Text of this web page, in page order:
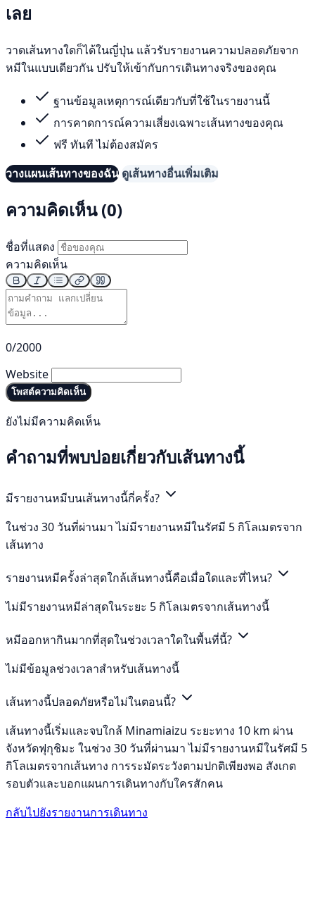
เลย
วาดเส้นทางใดก็ได้ในญี่ปุ่น แล้วรับรายงานความปลอดภัยจาก
หมีในแบบเดียวกัน ปรับให้เข้ากับการเดินทางจริงของคุณ
ฐานข้อมูลเหตุการณ์เดียวกับที่ใช้ในรายงานนี้
การคาดการณ์ความเสี่ยงเฉพาะเส้นทางของคุณ
ฟรี ทันที ไม่ต้องสมัคร
วางแผนเส้นทางของฉัน ดูเส้นทางอื่นเพิ่มเติม
ความคิดเห็น (0)
ชื่อที่แสดง
ความคิดเห็น
0/2000
Website
โพสต์ความคิดเห็น
ยังไม่มีความคิดเห็น
คำถามที่พบบ่อยเกี่ยวกับเส้นทางนี้
มีรายงานหมีบนเส้นทางนี้กี่ครั้ง?
ในช่วง 30 วันที่ผ่านมา ไม่มีรายงานหมีในรัศมี 5 กิโลเมตรจาก
เส้นทาง
รายงานหมีครั้งล่าสุดใกล้เส้นทางนี้คือเมื่อใดและที่ไหน?
ไม่มีรายงานหมีล่าสุดในระยะ 5 กิโลเมตรจากเส้นทางนี้
หมีออกหากินมากที่สุดในช่วงเวลาใดในพื้นที่นี้?
ไม่มีข้อมูลช่วงเวลาสำหรับเส้นทางนี้
เส้นทางนี้ปลอดภัยหรือไม่ในตอนนี้?
เส้นทางนี้เริ่มและจบใกล้ Minamiaizu ระยะทาง 10 km ผ่าน
จังหวัดฟุกุชิมะ ในช่วง 30 วันที่ผ่านมา ไม่มีรายงานหมีในรัศมี 5
กิโลเมตรจากเส้นทาง การระมัดระวังตามปกติเพียงพอ สังเกต
รอบตัวและบอกแผนการเดินทางกับใครสักคน
กลับไปยังรายงานการเดินทาง